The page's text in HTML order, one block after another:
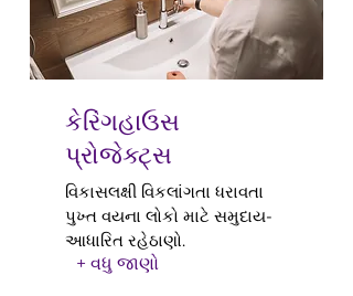
કેરિંગહાઉસ
પ્રોજેક્ટ્સ
વિકાસલક્ષી વિકલાંગતા ધરાવતા
પુખ્ત વયના લોકો માટે સમુદાય-
આધારિત રહેઠાણો.
+ વધુ જાણો